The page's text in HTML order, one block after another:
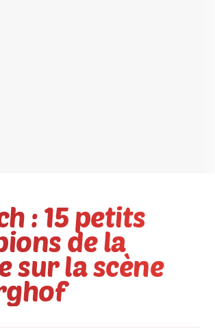
: 15 petits
de la
sur la scène